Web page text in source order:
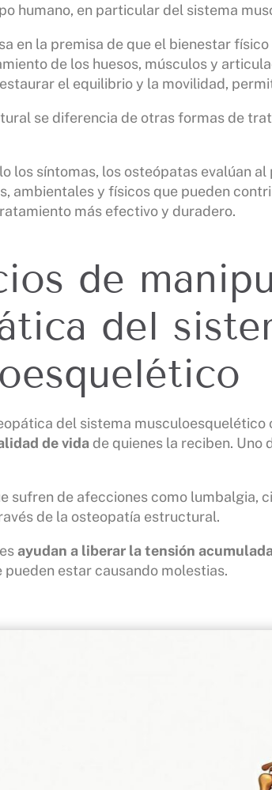
humano, en particular del sistema
en la premisa de que el bienestar
de los huesos, músculos y
el equilibrio y la movilidad,
se diferencia de otras formas de
los síntomas, los osteópatas evalúan
ambientales y físicos que pueden
más efectivo y duradero.
de
del
del sistema musculoesquelético
de vidade quienes la reciben. Uno
sufren de afecciones como lumbalgia,
de la osteopatía estructural.
ayudan a liberar la tensión
estar causando molestias.